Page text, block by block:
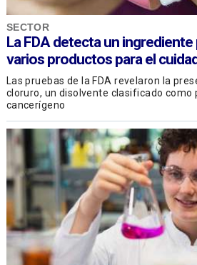
SECTOR
La FDA detecta un
varios productos para el
Las pruebas de la FDA revelaron la
cloruro, un disolvente clasificado como
cancerígeno